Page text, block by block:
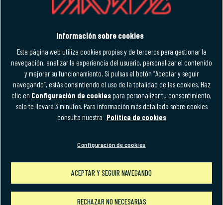
M-FORCE CLUB
Política de privacidadAviso legalAccesibilidad
Términos y condicionesPolítica de cookies
Compra tus entradas para el GP de España 2026
Información sobre cookies
Esta página web utiliza cookies propias y de terceros para gestionar la
navegación, analizar la experiencia del usuario, personalizar el contenido
y mejorar su funcionamiento. Si pulsas el botón “Aceptar y seguir
navegando”, estás consintiendo el uso de la totalidad de las cookies. Haz
clic en Configuración de cookiespara personalizar tu consentimiento,
solo te llevará 3 minutos. Para información más detallada sobre cookies
consulta nuestra Política de cookies
Configuración de cookies
RECHAZAR NO NECESARIAS
ACEPTAR Y SEGUIR NAVEGANDO